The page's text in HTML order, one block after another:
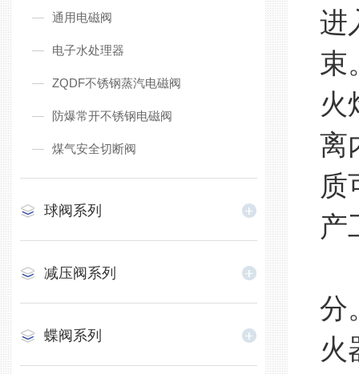
通用电磁阀
电子水处理器
ZQDF不锈钢蒸汽电磁阀
防爆常开不锈钢电磁阀
煤气安全切断阀
球阀系列
减压阀系列
蝶阀系列
进
束
火
离
质
产
分
火